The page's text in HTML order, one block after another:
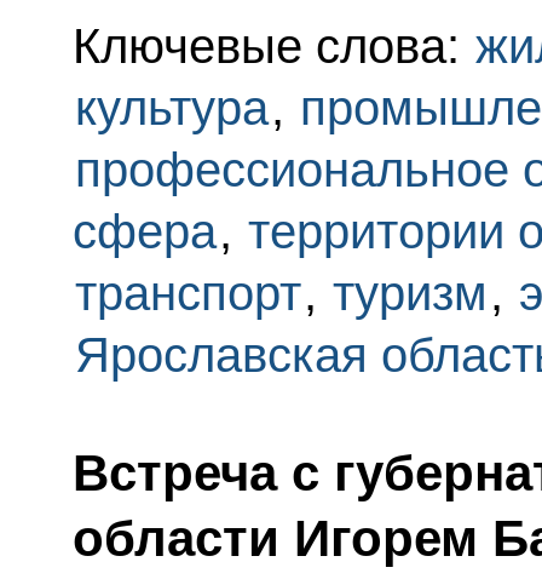
Ключевые слова:
культура,
профессиональное
сфера, территории
транспорт, туризм,
Ярославская
Встреча с
области Игорем